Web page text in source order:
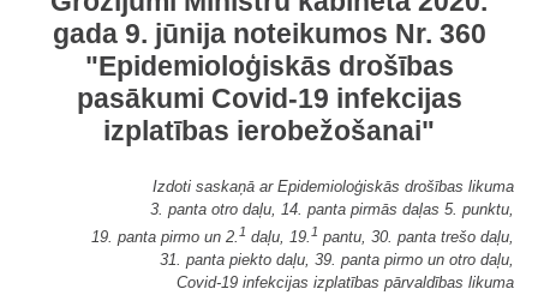
gada 9. jūnija noteikumos Nr. 360
"Epidemioloģiskās drošības
pasākumi Covid-19 infekcijas
izplatības ierobežošanai"
Izdoti saskaņā ar Epidemioloģiskās drošības likuma
3. panta otro daļu, 14. panta pirmās daļas 5. punktu,
19. panta pirmo un 2. 1 daļu, 19. 1 pantu, 30. panta trešo daļu,
31. panta piekto daļu, 39. panta pirmo un otro daļu,
Covid-19 infekcijas izplatības pārvaldības likuma